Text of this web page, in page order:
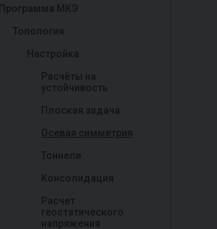
Программа МКЭ
Toпология
Настройка
Расчёты на
устойчивость
Плоская задача
Осевая симметрия
Тоннели
Консолидация
Расчет
геостатического
напряжения